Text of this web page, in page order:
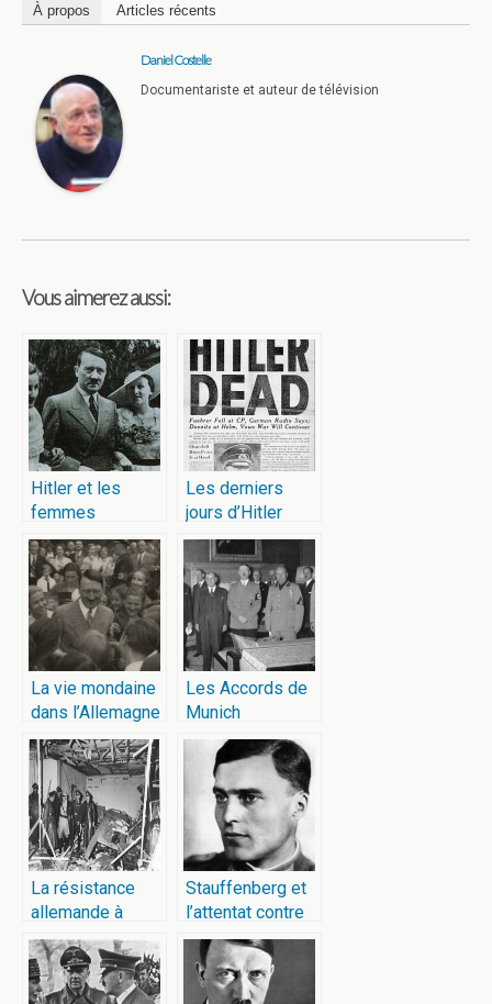
À propos Articles récents
Daniel Costelle
Documentariste et auteur de télévision
Vous aimerez aussi:
Hitler et les
femmes
Les derniers
jours d’Hitler
La vie mondaine
dans l’Allemagne
nazie
Les Accords de
Munich
La résistance
allemande à
Hitler
Stauffenberg et
l’attentat contre
Hitler